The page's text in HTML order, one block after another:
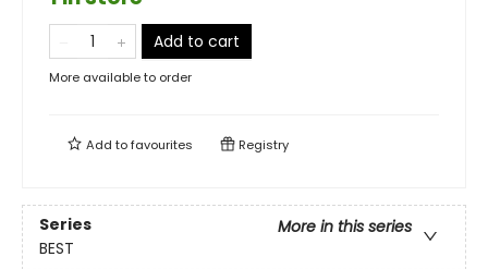
Add to cart
More available to order
Add tofavourites Registry
Series
More in this series
BEST